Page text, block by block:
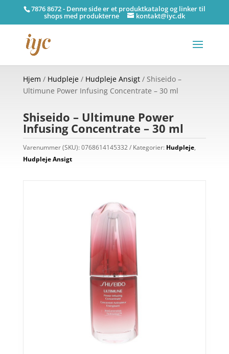
7876 8672 - Denne side er et produktkatalog og linker til
shops med produkterne kontakt@iyc.dk
Hjem / Hudpleje/ Hudpleje Ansigt/ Shiseido –
Ultimune Power Infusing Concentrate – 30 ml
Shiseido – Ultimune Power
Infusing Concentrate – 30 ml
Varenummer (SKU):0768614145332 Kategorier: Hudpleje,
Hudpleje Ansigt